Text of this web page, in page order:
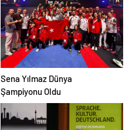
Sena Yılmaz Dünya
Şampiyonu Oldu